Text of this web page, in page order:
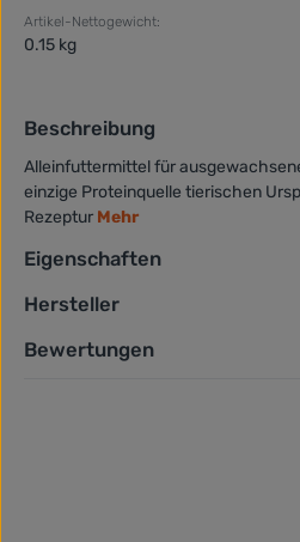
Artikel-Nettogewicht:
0.15 kg
Beschreibung
Alleinfuttermittel für
einzige Proteinquelle tierischen
Rezeptur Mehr
Eigenschaften
Hersteller
Bewertungen